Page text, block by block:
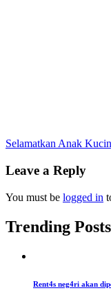
Post
navigation
Selamatkan Anak
Leave a Reply
You must be logged in
Trending Posts
Rent4s neg4ri akan